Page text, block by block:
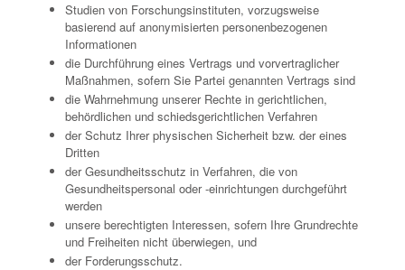
Studien von Forschungsinstituten, vorzugsweise
basierend auf anonymisierten personenbezogenen
Informationen
die Durchführung eines Vertrags und vorvertraglicher
Maßnahmen, sofern Sie Partei genannten Vertrags sind
die Wahrnehmung unserer Rechte in gerichtlichen,
behördlichen und schiedsgerichtlichen Verfahren
der Schutz Ihrer physischen Sicherheit bzw. der eines
Dritten
der Gesundheitsschutz in Verfahren, die von
Gesundheitspersonal oder -einrichtungen durchgeführt
werden
unsere berechtigten Interessen, sofern Ihre Grundrechte
und Freiheiten nicht überwiegen, und
der Forderungsschutz.